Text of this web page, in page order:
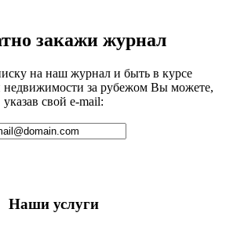
закажи журнал
на наш журнал и быть в курсе
недвижимости за рубежом Вы можете,
указав свой e-mail:
Наши услуги